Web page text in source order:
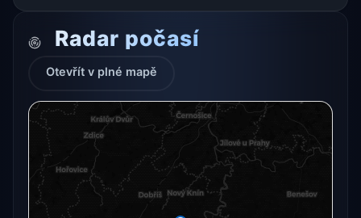
Radar počasí
Otevřít v plné mapě
Radarový snímek momentálně není dostupný.